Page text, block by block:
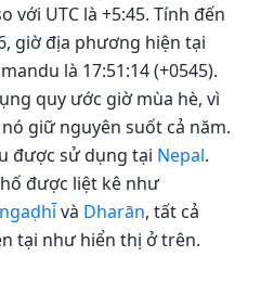
với UTC là +5:45. Tính đến
giờ địa phương hiện tại
là 17:51:14 (+0545).
quy ước giờ mùa hè, vì
giữ nguyên suốt cả năm.
được sử dụng tại Nepal.
được liệt kê như
và Dharān, tất cả
tại như hiển thị ở trên.